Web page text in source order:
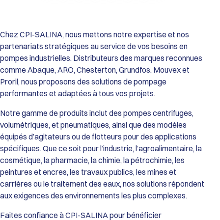
Viscosité : Capacité de transfert jusqu’à 55 000 cSt (modèle
HDX80).
Température de service : De 0°C à 70°C (Standard) et jusqu’à
80°C (avec tuyau EPDM).
Passage de solides : Particules dures jusqu’à 12 mm et
particules souples jusqu’à 20 mm.
Construction et Matériaux :
Roue et Couvercle : Fonte GS et Acier haute résistance.
Tuyaux Configurables (selon l’application) : Caoutchouc
Naturel (Standard), EPDM, Buna N (NBR), Buna N Alimentaire
(FDA), ou Hypalon.
Raccordements : Brides robustes ISO PN16 (Standard) ou ISO
PN20 / ANSI 150 (Option).
Atouts Opérationnels :
Fiabilité Maximale : Absence totale de garnitures mécaniques,
de clapets ou de vannes, éliminant les risques de fuites et de
blocages.
Maintenance Simplifiée : Le tuyau est l’unique pièce d’usure,
Chez CPI-SALINA, nous mettons notre expertise et nos
partenariats stratégiques au service de vos besoins en
pompes industrielles. Distributeurs des marques reconnues
comme Abaque, ARO, Chesterton, Grundfos, Mouvex et
Proril, nous proposons des solutions de pompage
performantes et adaptées à tous vos projets.
Notre gamme de produits inclut des pompes centrifuges,
volumétriques, et pneumatiques, ainsi que des modèles
équipés d’agitateurs ou de flotteurs pour des applications
spécifiques. Que ce soit pour l’industrie, l’agroalimentaire, la
cosmétique, la pharmacie, la chimie, la pétrochimie, les
peintures et encres, les travaux publics, les mines et
carrières ou le traitement des eaux, nos solutions répondent
aux exigences des environnements les plus complexes.
Faites confiance à CPI-SALINA pour bénéficier